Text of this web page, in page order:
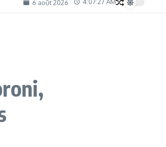
6 août 2026 4:07:28 AM